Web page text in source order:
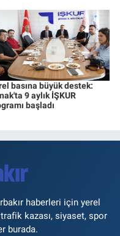
basına büyük destek:
9 aylık İŞKUR
başladı
haberleri için yerel
kazası, siyaset, spor
burada.